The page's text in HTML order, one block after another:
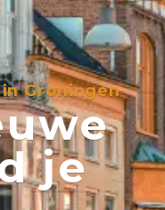
Groningen
je